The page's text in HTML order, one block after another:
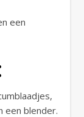
een
een blender.